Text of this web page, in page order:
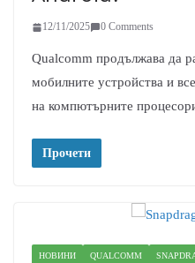
12/11/2025 0 Comments
Qualcomm продължава да
мобилните устройства и
на компютърните
Прочети
НОВИНИ QUALCOMM